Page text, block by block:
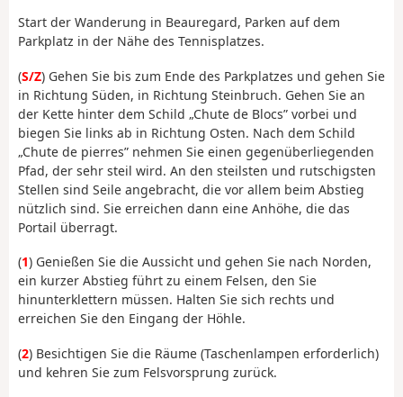
Start der Wanderung in Beauregard, Parken auf dem
Parkplatz in der Nähe des Tennisplatzes.
(S/Z) Gehen Sie bis zum Ende des Parkplatzes und gehen Sie
in Richtung Süden, in Richtung Steinbruch. Gehen Sie an
der Kette hinter dem Schild „Chute de Blocs” vorbei und
biegen Sie links ab in Richtung Osten. Nach dem Schild
„Chute de pierres” nehmen Sie einen gegenüberliegenden
Pfad, der sehr steil wird. An den steilsten und rutschigsten
Stellen sind Seile angebracht, die vor allem beim Abstieg
nützlich sind. Sie erreichen dann eine Anhöhe, die das
Portail überragt.
(1) Genießen Sie die Aussicht und gehen Sie nach Norden,
ein kurzer Abstieg führt zu einem Felsen, den Sie
hinunterklettern müssen. Halten Sie sich rechts und
erreichen Sie den Eingang der Höhle.
(2) Besichtigen Sie die Räume (Taschenlampen erforderlich)
und kehren Sie zum Felsvorsprung zurück.